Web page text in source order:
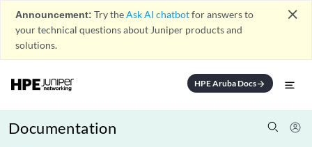
Announcement: Try theAsk AI chatbotfor answers to
your technical questions about Juniper products and
solutions.
close
HPE Aruba Docsarrow_forward
Documentation